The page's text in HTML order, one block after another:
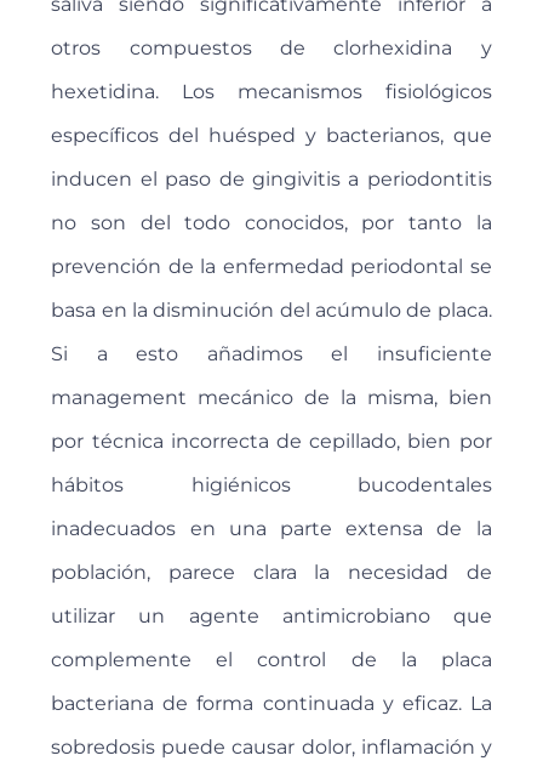
saliva siendo significativamente inferior a
otros compuestos de clorhexidina y
hexetidina. Los mecanismos fisiológicos
específicos del huésped y bacterianos, que
inducen el paso de gingivitis a periodontitis
no son del todo conocidos, por tanto la
prevención de la enfermedad periodontal se
basa en la disminución del acúmulo de placa.
Si a esto añadimos el insuficiente
management mecánico de la misma, bien
por técnica incorrecta de cepillado, bien por
hábitos higiénicos bucodentales
inadecuados en una parte extensa de la
población, parece clara la necesidad de
utilizar un agente antimicrobiano que
complemente el control de la placa
bacteriana de forma continuada y eficaz. La
sobredosis puede causar dolor, inflamación y